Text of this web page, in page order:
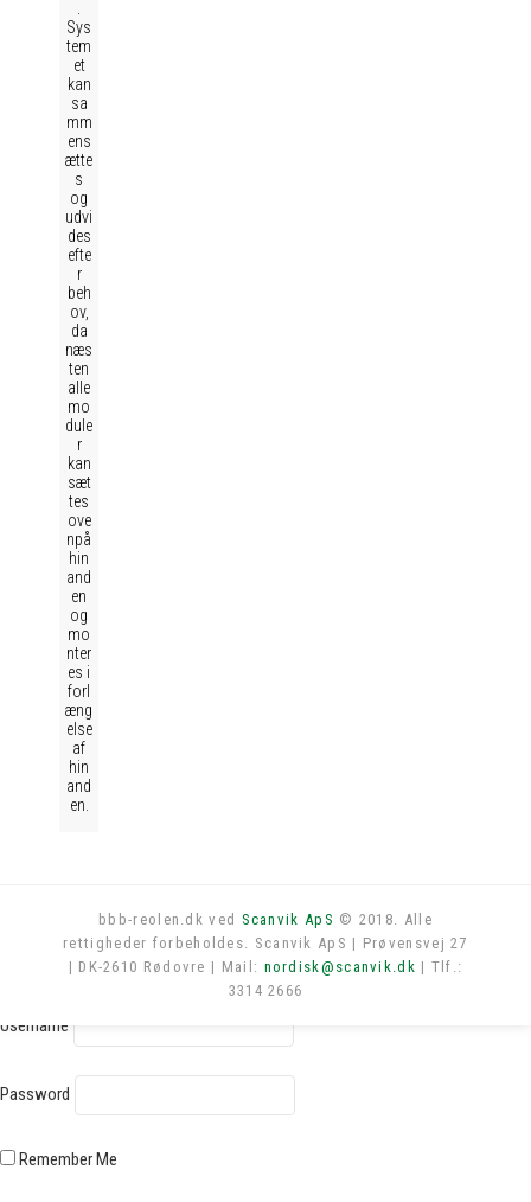
Sys
tem
et
kan
sa
mm
ens
ætte
s
og
udvi
des
efte
r
beh
ov,
da
næs
ten
alle
mo
dule
r
kan
sæt
tes
ove
npå
hin
and
en
og
mo
nter
es i
forl
æng
else
af
hin
and
en.
bbb-reolen.dk ved Scanvik ApS © 2018. Alle
rettigheder forbeholdes. Scanvik ApS | Prøvensvej 27
| DK-2610 Rødovre | Mail: nordisk@scanvik.dk | Tlf.:
3314 2666
Log in
Username
Password
Remember Me